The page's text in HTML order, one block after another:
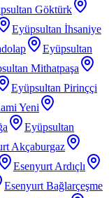
Göktürk
Eyüpsultan İhsaniye
Eyüpsultan
Mithatpaşa
Eyüpsultan Pirinççi
Yeni
Eyüpsultan
Akçaburgaz
Esenyurt Ardıçlı
Esenyurt Bağlarçeşme